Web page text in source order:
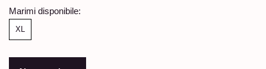
Marimi disponibile:
XL